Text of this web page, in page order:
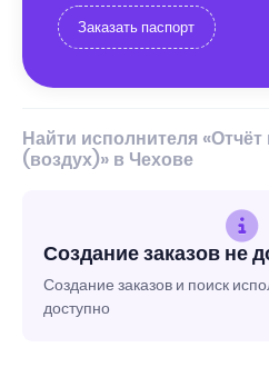
Заказать паспорт
Найти исполнителя
(воздух)» в Чехове
Создание заказов не
Создание заказов и поиск
доступно